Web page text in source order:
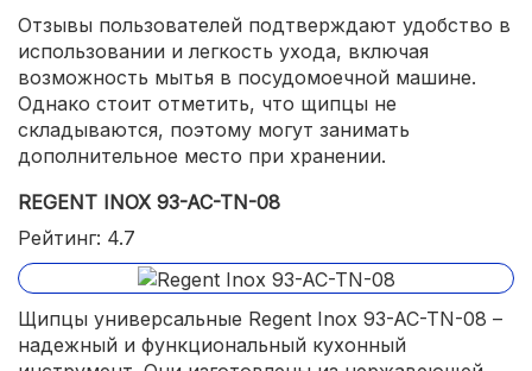
Отзывы пользователей подтверждают удобство в
использовании и легкость ухода, включая
возможность мытья в посудомоечной машине.
Однако стоит отметить, что щипцы не
складываются, поэтому могут занимать
дополнительное место при хранении.
REGENT INOX 93-AC-TN-08
Рейтинг: 4.7
Щипцы универсальные Regent Inox 93-AC-TN-08 –
надежный и функциональный кухонный